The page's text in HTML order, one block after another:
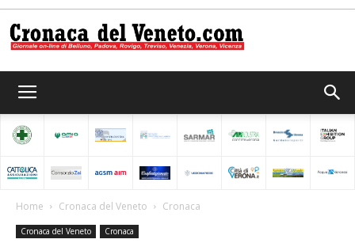
del
Home Cronaca del Veneto Cronaca
Cronaca del Veneto Cronaca